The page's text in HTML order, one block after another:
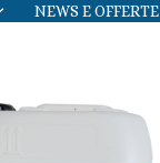
NEWS E OFFERTE